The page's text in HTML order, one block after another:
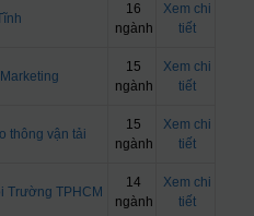
16
ngành
Xem chi
tiết
15
ngành
Xem chi
tiết
thông vận tải
15
ngành
Xem chi
tiết
Trường TPHCM
14
ngành
Xem chi
tiết